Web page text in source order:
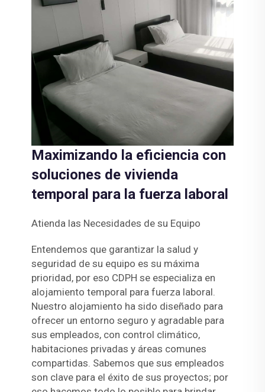
Maximizando la eficiencia con
soluciones de vivienda
temporal para la fuerza laboral
Atienda las Necesidades de su Equipo
Entendemos que garantizar la salud y
seguridad de su equipo es su máxima
prioridad, por eso CDPH se especializa en
alojamiento temporal para fuerza laboral.
Nuestro alojamiento ha sido diseñado para
ofrecer un entorno seguro y agradable para
sus empleados, con control climático,
habitaciones privadas y áreas comunes
compartidas. Sabemos que sus empleados
son clave para el éxito de sus proyectos; por